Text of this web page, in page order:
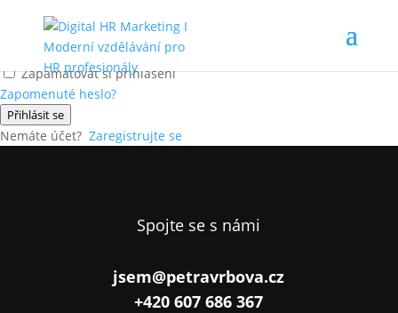
Zapamatovat si přihlášení
Zapomenuté heslo?
Přihlásit se
Nemáte účet? Zaregistrujte se
Spojte se s námi
jsem@petravrbova.cz
+420 607 686 367